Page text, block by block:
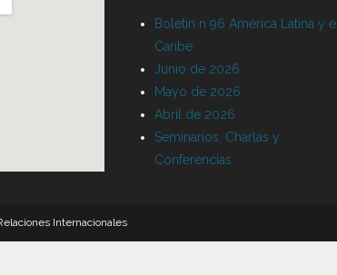
Boletín n 96 América Latina y el
Caribe
Junio de 2026
Mayo de 2026
Abril de 2026
Seminarios, Charlas y
Conferencias
Internacionales